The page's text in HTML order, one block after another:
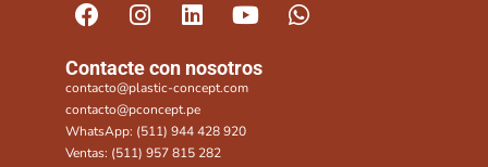
Contacte con nosotros
contacto@plastic-concept.com
contacto@pconcept.pe
WhatsApp: (511) 944 428 920
Ventas: (511) 957 815 282